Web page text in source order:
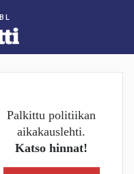
Palkittu politiikan
aikakauslehti.
Katso hinnat!